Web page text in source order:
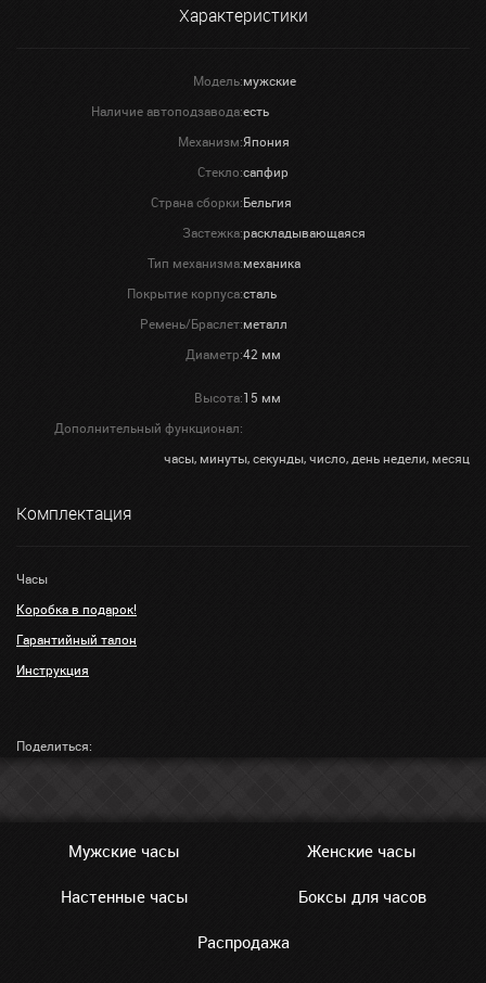
Характеристики
Модель:мужские
Наличие автоподзавода:есть
Механизм:Япония
Стекло:сапфир
Страна сборки:Бельгия
Застежка:раскладывающаяся
Тип механизма:механика
Покрытие корпуса:сталь
Ремень/Браслет:металл
Диаметр:42 мм
Высота:15 мм
Дополнительный функционал:
часы, минуты, секунды, число, день недели, месяц
Комплектация
Часы
Коробка в подарок!
Гарантийный талон
Инструкция
Поделиться:
Мужские часы Женские часы
Настенные часы Боксы для часов
Распродажа